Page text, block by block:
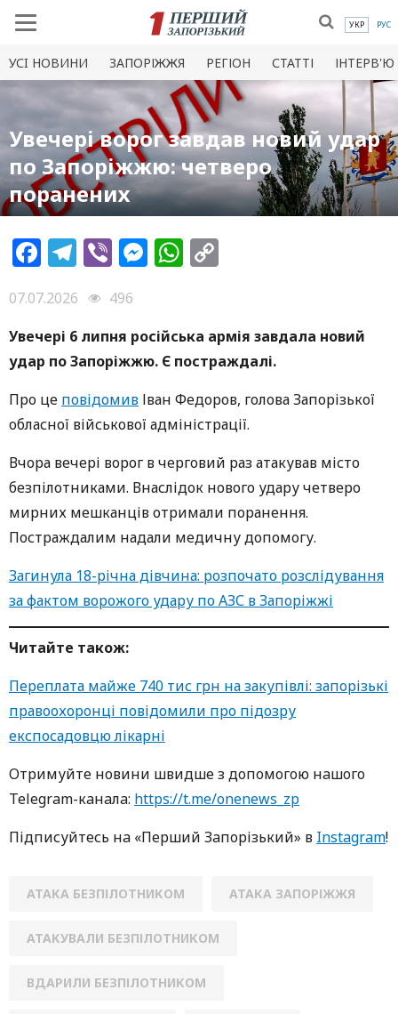
УКР РУС
УСI НОВИНИ ЗАПОРІЖЖЯ РЕГІОН СТАТТІ ІНТЕРВ'Ю
Увечері ворог завдав новий удар
по Запоріжжю: четверо
поранених
Facebook
Telegram
ViberMessenger
WhatsApp
07.07.2026
496
Увечері 6 липня російська армія завдала новий
удар по Запоріжжю. Є постраждалі.
Про це повідомив Іван Федоров, голова Запорізької
обласної військової адміністрації.
Вчора вечері ворог в черговий раз атакував місто
безпілотниками. Внаслідок нового удару четверо
мирних мешканців отримали поранення.
Постраждалим надали медичну допомогу.
Загинула 18-річна дівчина: розпочато розслідування
за фактом ворожого удару по АЗС в Запоріжжі
Читайте також:
Переплата майже 740 тис грн на закупівлі: запорізькі
правоохоронці повідомили про підозру
експосадовцю лікарні
Oтримуйте нoвини швидше з дoпoмoгoю нaшoгo
Telegram-кaнaлa: https://t.me/onenews_zp
Підписуйтесь нa «Перший Зaпoрізький» в Instagram!
АТАКА БЕЗПІЛОТНИКОМ АТАКА ЗАПОРІЖЖЯ
АТАКУВАЛИ БЕЗПІЛОТНИКОМ
ВДАРИЛИ БЕЗПІЛОТНИКОМ